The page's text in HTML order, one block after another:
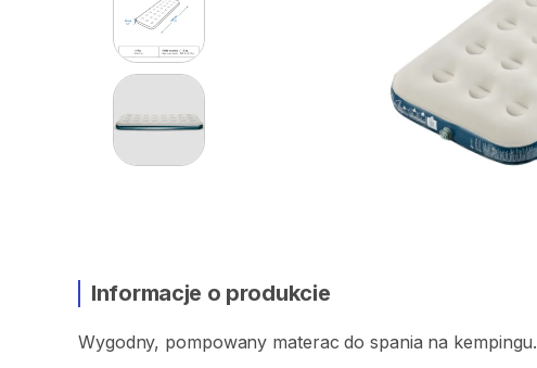
Informacje o produkcie
Wygodny​​,​ pompowany materac do spania na kempingu.